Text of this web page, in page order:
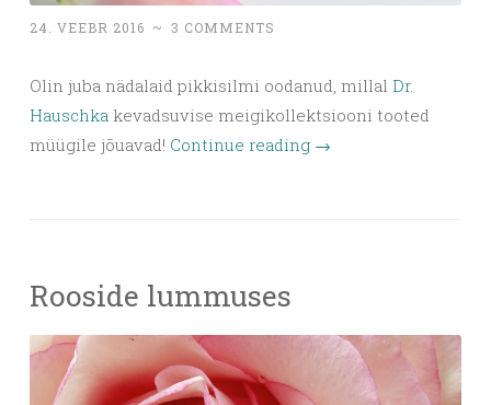
24. VEEBR 2016 ~ 3 COMMENTS
Olin juba nädalaid pikkisilmi oodanud, millal Dr.
Hauschka kevadsuvise meigikollektsiooni tooted
müügile jõuavad! Continue reading →
Rooside lummuses